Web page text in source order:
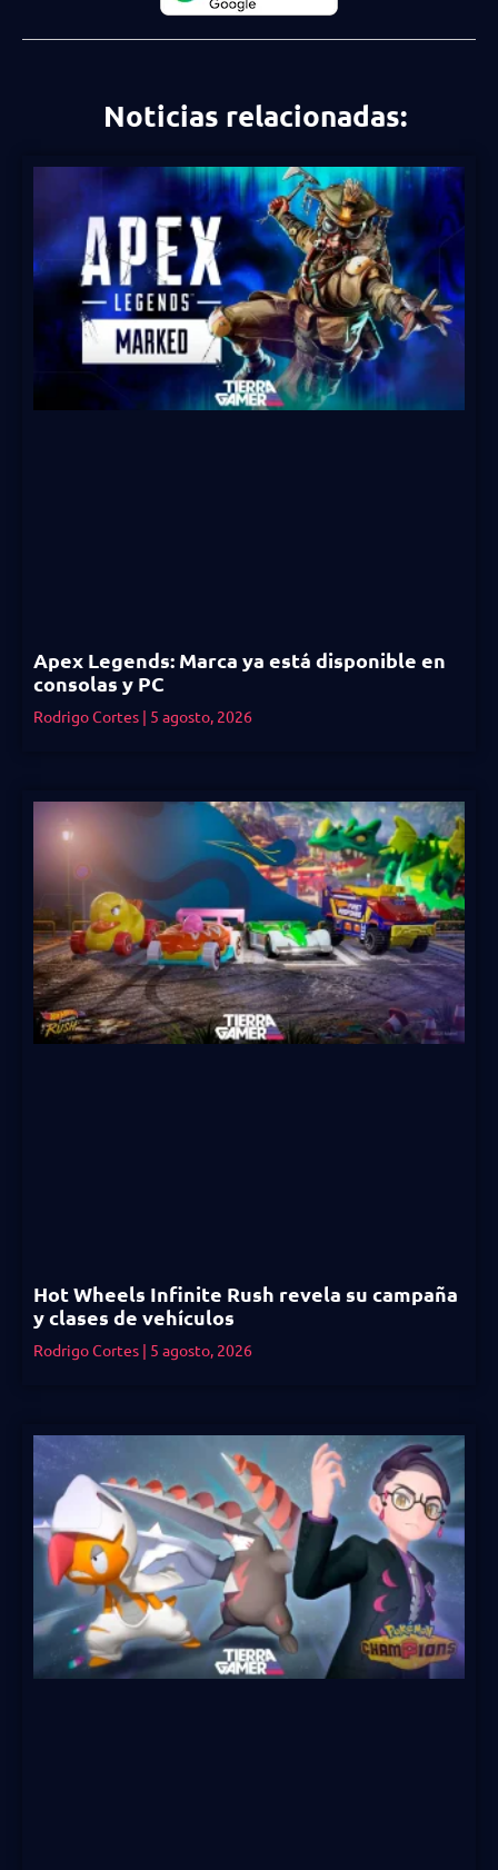
Noticias relacionadas:
Apex Legends: Marca ya está disponible en
consolas y PC
Rodrigo Cortes 5 agosto, 2026
Hot Wheels Infinite Rush revela su campaña
y clases de vehículos
Rodrigo Cortes 5 agosto, 2026